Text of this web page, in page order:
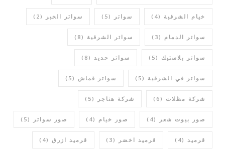
خيام الشرقية (4) سواتر (5) سواتر الخبر (2)
سواتر الدمام (3) سواتر الشرقية (8)
سواتر بلاستيك (5) سواتر حديد (8)
سواتر في الشرقية (5) سواتر قماش (5)
شركة مظلات (6) شركة هناجر (5)
صور بيوت شعر (4) صور خيام (4) صور سواتر (5)
قرميد (4) قرميد اخضر (3) قرميد ازرق (4)